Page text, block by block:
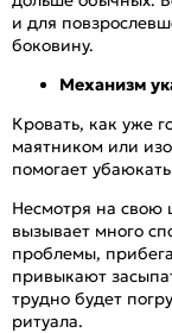
и для
боковину.
Механизм
Кровать, как уже
маятником или
помогает
Несмотря на свою
вызывает много
проблемы,
привыкают
трудно будет
ритуала.